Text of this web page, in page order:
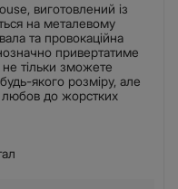
виготовлений із
на металевому
та провокаційна
привертатиме
тільки зможете
якого розміру, але
любов до жорстких